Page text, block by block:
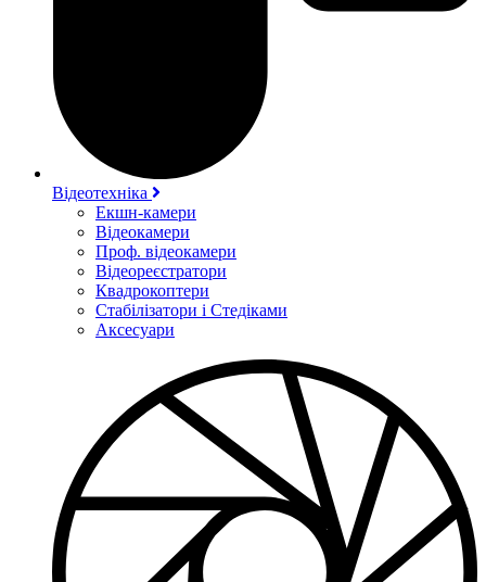
Відеотехніка
Екшн-камери
Відеокамери
Проф. відеокамери
Відеореєстратори
Квадрокоптери
Стабілізатори і Стедіками
Аксесуари